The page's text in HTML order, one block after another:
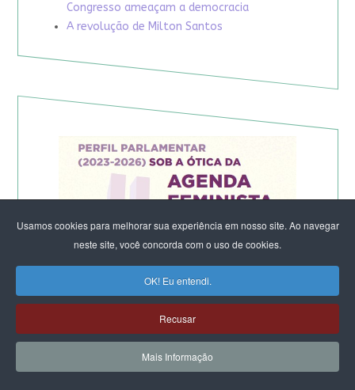
Usamos cookies para melhorar sua experiência em nosso site. Ao navegar
neste site, você concorda com o uso de cookies.
OK! Eu entendi.
Recusar
Mais Informação
Congresso ameaçam a democracia
A revolução de Milton Santos